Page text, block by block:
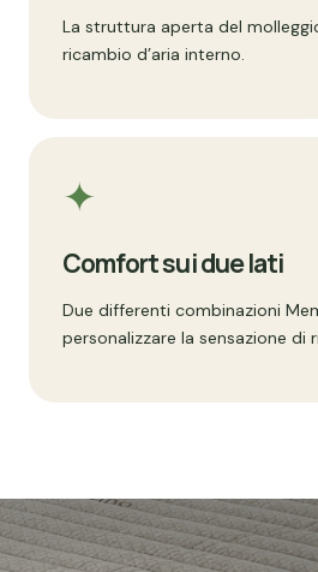
La struttura aperta del
ricambio d’aria interno.
✦
Comfort sui due lati
Due differenti combinazioni
personalizzare la sensazione di